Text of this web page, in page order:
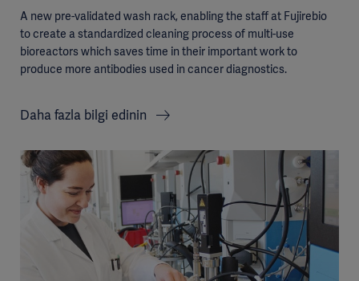
A new pre-validated wash rack, enabling the staff at Fujirebio
to create a standardized cleaning process of multi-use
bioreactors which saves time in their important work to
produce more antibodies used in cancer diagnostics.
Daha fazla bilgi edinin